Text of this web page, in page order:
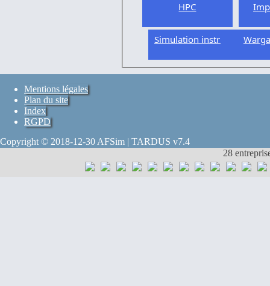
HPC
Simulation instrumentée
Mentions légales
Plan du site
Index
RGPD
Copyright © 2018-12-30 AFSim | TARDUS v7.4
28